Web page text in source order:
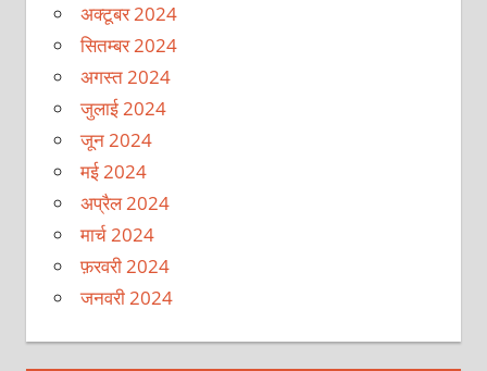
अक्टूबर 2024
सितम्बर 2024
अगस्त 2024
जुलाई 2024
जून 2024
मई 2024
अप्रैल 2024
मार्च 2024
फ़रवरी 2024
जनवरी 2024